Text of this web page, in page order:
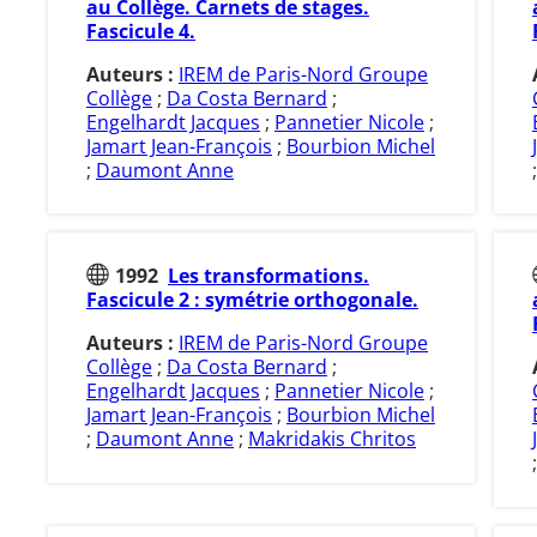
au Collège. Carnets de stages.
Fascicule 4.
Auteurs : IREM de Paris-Nord Groupe
Collège ; Da Costa Bernard ;
Engelhardt Jacques ; Pannetier Nicole ;
Jamart Jean-François ; Bourbion Michel
; Daumont Anne
;
1992 Les transformations.
Fascicule 2 : symétrie orthogonale.
Auteurs : IREM de Paris-Nord Groupe
Collège; Da Costa Bernard ;
Engelhardt Jacques ; Pannetier Nicole;
Jamart Jean-François ; Bourbion Michel
; Daumont Anne; Makridakis Chritos
;